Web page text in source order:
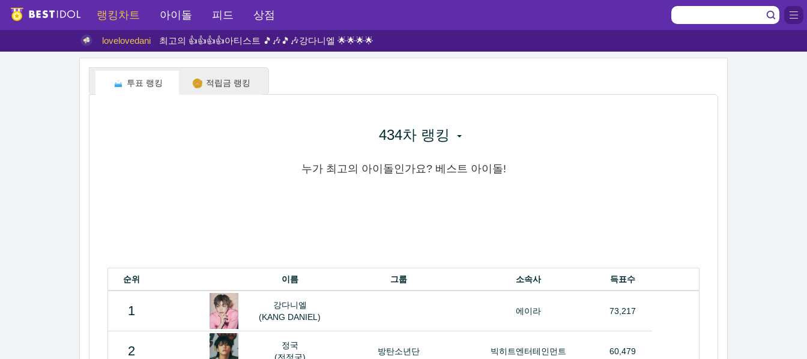
랭킹차트 아이돌 피드 상점
lovelovedani 최고의 👍👍👍👍아티스트 🎵🎶🎵🎶강다니엘 🌟🌟🌟🌟
투표 랭킹 적립금 랭킹
434차 랭킹
누가 최고의 아이돌인가요? 베스트 아이돌!
순위 이름 그룹 소속사 득표수
1
강다니엘
(KANG DANIEL)
에이라 73,217
2
정국
방탄소년단 빅히트엔터테인먼트 60,479